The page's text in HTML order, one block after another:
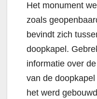
Het monument
zoals
bevindt zich
doopkapel.
informatie over
van de
het werd